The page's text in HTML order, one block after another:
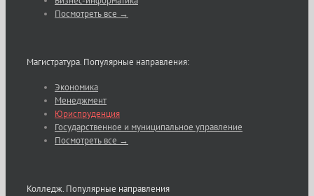
Посмотреть все →
Магистратура. Популярные направления:
Экономика
Менеджмент
Юриспруденция
Государственное и муниципальное управление
Посмотреть все →
Колледж. Популярные направления